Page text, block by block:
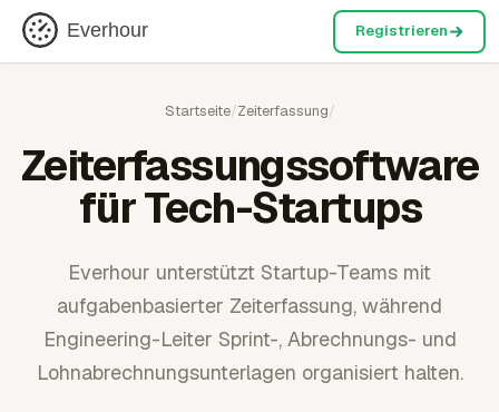
Everhour Registrieren
Startseite/Zeiterfassung/
Zeiterfassungssoftware
für Tech-Startups
Everhour unterstützt Startup-Teams mit
aufgabenbasierter Zeiterfassung, während
Engineering-Leiter Sprint-, Abrechnungs- und
Lohnabrechnungsunterlagen organisiert halten.